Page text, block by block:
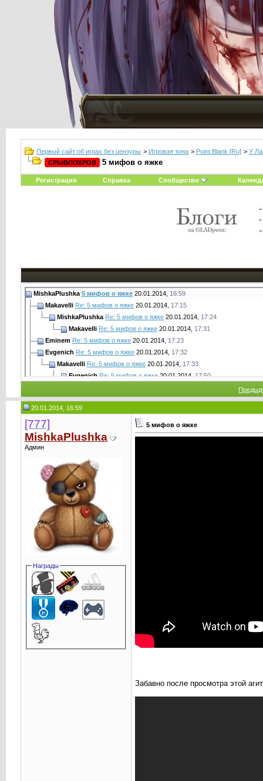
Первый сайт об играх без цензуры > Игровая зона > Point Blank [Ru] > У
СРЫВПОКРОВ
5 мифов о яжке
Регистрация Справка Сообщество
MishkaPlushka 5 мифов о яжке20.01.2014, 16:59
Makavelli Re: 5 мифов о яжке20.01.2014, 17:15
MishkaPlushka Re: 5 мифов о яжке20.01.2014, 17:24
Makavelli Re: 5 мифов о яжке20.01.2014, 17:31
Eminem Re: 5 мифов о яжке20.01.2014, 17:23
Evgenich Re: 5 мифов о яжке20.01.2014, 17:32
Makavelli Re: 5 мифов о яжке20.01.2014, 17:33
Evgenich Re: 5 мифов о яжке20.01.2014, 17:50
CrаzySpeed Re: 5 мифов о яжке20.01.2014,19:57
20.01.2014, 16:59
[777]
MishkaPlushka
Админ
Награды
5 мифов о яжке
Забавно после просмотра этой